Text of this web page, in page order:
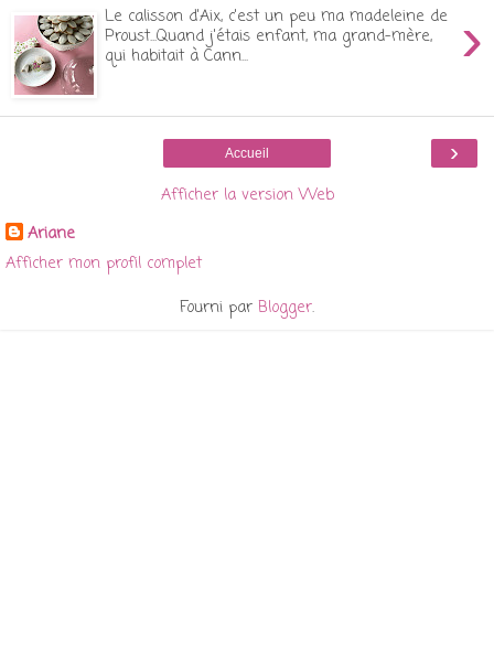
›
Le calisson d'Aix, c'est un peu ma madeleine de
Proust...Quand j'étais enfant, ma grand-mère,
qui habitait à Cann...
›
Accueil
Afficher la version Web
Ariane
Afficher mon profil complet
Fourni par Blogger.